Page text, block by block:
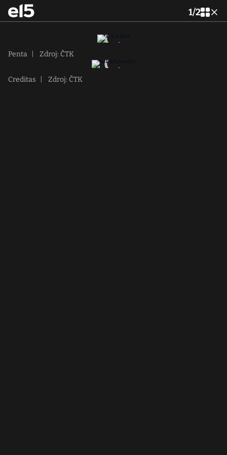
1/2
Penta Zdroj: ČTK
Creditas Zdroj: ČTK